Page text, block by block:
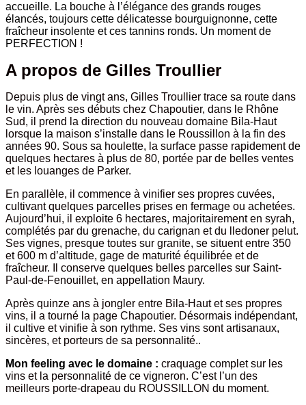
accueille. La bouche à l’élégance des grands rouges
élancés, toujours cette délicatesse bourguignonne, cette
fraîcheur insolente et ces tannins ronds. Un moment de
PERFECTION !
A propos de Gilles Troullier
Depuis plus de vingt ans, Gilles Troullier trace sa route dans
le vin. Après ses débuts chez Chapoutier, dans le Rhône
Sud, il prend la direction du nouveau domaine Bila-Haut
lorsque la maison s’installe dans le Roussillon à la fin des
années 90. Sous sa houlette, la surface passe rapidement de
quelques hectares à plus de 80, portée par de belles ventes
et les louanges de Parker.
En parallèle, il commence à vinifier ses propres cuvées,
cultivant quelques parcelles prises en fermage ou achetées.
Aujourd’hui, il exploite 6 hectares, majoritairement en syrah,
complétés par du grenache, du carignan et du lledoner pelut.
Ses vignes, presque toutes sur granite, se situent entre 350
et 600 m d’altitude, gage de maturité équilibrée et de
fraîcheur. Il conserve quelques belles parcelles sur Saint-
Paul-de-Fenouillet, en appellation Maury.
Après quinze ans à jongler entre Bila-Haut et ses propres
vins, il a tourné la page Chapoutier. Désormais indépendant,
il cultive et vinifie à son rythme. Ses vins sont artisanaux,
sincères, et porteurs de sa personnalité..
Mon feeling avec le domaine : craquage complet sur les
vins et la personnalité de ce vigneron. C’est l’un des
meilleurs porte-drapeau du ROUSSILLON du moment.